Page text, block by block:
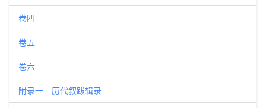
卷四
卷五
卷六
附录一 历代叙跋辑录